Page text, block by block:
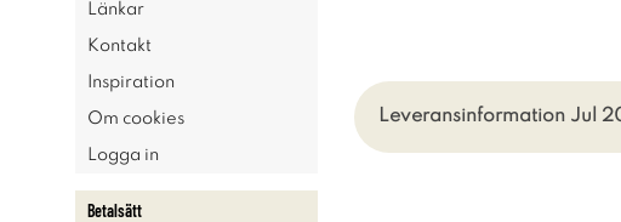
Länkar
Kontakt
Inspiration
Om cookies
Logga in
Betalsätt
Leveransinformation Jul